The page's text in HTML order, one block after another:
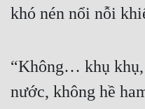
Quan Trường
Sảng Văn
khó nén nổi nỗi
“Không… khụ
nước, không hề